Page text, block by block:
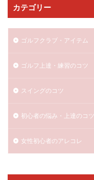
カテゴリー
ゴルフクラブ・アイテム
ゴルフ上達・練習のコツ
スイングのコツ
初心者の悩み・上達のコツ
女性初心者のアレコレ